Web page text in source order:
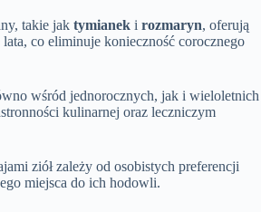
takie jak tymianek i rozmaryn, oferują
lata, co eliminuje konieczność corocznego
wśród jednorocznych, jak i wieloletnich
kulinarnej oraz leczniczym
ziół zależy od osobistych preferencji
miejsca do ich hodowli.